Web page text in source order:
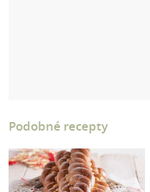
Podobné recepty